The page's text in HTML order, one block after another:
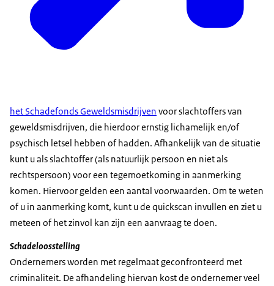
het Schadefonds Geweldsmisdrijven voor slachtoffers van
geweldsmisdrijven, die hierdoor ernstig lichamelijk en/of
psychisch letsel hebben of hadden. Afhankelijk van de situatie
kunt u als slachtoffer (als natuurlijk persoon en niet als
rechtspersoon) voor een tegemoetkoming in aanmerking
komen. Hiervoor gelden een aantal voorwaarden. Om te weten
of u in aanmerking komt, kunt u de quickscan invullen en ziet u
meteen of het zinvol kan zijn een aanvraag te doen.
Schadeloosstelling
Ondernemers worden met regelmaat geconfronteerd met
criminaliteit. De afhandeling hiervan kost de ondernemer veel